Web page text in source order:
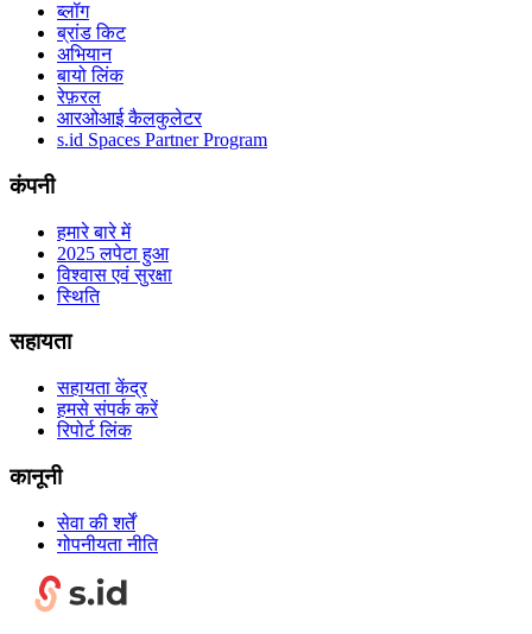
ब्लॉग
ब्रांड किट
अभियान
बायो लिंक
रेफ़रल
आरओआई कैलकुलेटर
s.id Spaces Partner Program
कंपनी
हमारे बारे में
2025 लपेटा हुआ
विश्वास एवं सुरक्षा
स्थिति
सहायता
सहायता केंद्र
हमसे संपर्क करें
रिपोर्ट लिंक
कानूनी
सेवा की शर्तें
गोपनीयता नीति